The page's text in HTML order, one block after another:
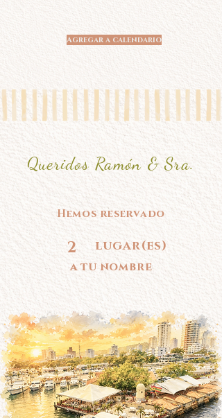
Agregar a calendario
Queridos Ramón & Sra.
Hemos reservado
2 lugar(es)
a tu nombre